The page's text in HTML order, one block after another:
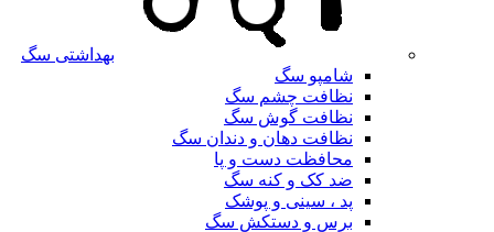
بهداشتی سگ
شامپو سگ
نظافت چشم سگ
نظافت گوش سگ
نظافت دهان و دندان سگ
محافظت دست و پا
ضد کک و کنه سگ
پد ، سینی و پوشک
برس و دستکش سگ